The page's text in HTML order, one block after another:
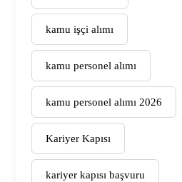
kamu işçi alımı
kamu personel alımı
kamu personel alımı 2026
Kariyer Kapısı
kariyer kapısı başvuru